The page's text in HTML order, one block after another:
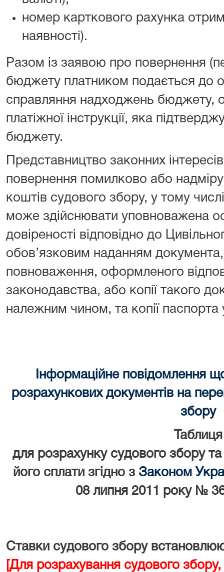
номер карткового рахунка
наявності).
Разом із заявою про повернення
бюджету платником подається до
справляння надходжень бюджету,
платіжної інструкції, яка
бюджету.
Представництво законних
повернення помилково або
коштів судового збору, у тому
може здійснювати уповноважена
довіреності відповідно до
обов’язковим наданням документа,
повноваження, оформленого
законодавства, або копії такого
належним чином, та копії
Інформаційне повідомлення
розрахункових документів на
збору
Таблиця
для розрахунку судового збору
його сплати згідно з Законом
08 липня 2011 року №
Ставки судового збору
[Для розрахування судового